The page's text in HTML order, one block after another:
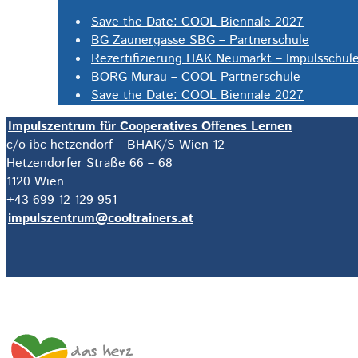
Save the Date: COOL Biennale 2027
BG Zaunergasse SBG – Partnerschule
Rezertifizierung HAK Neumarkt –
BORG Murau – COOL Partnerschule
Save the Date: COOL Biennale 2027
Impulszentrum für Cooperatives Offenes Lernen
c/o ibc hetzendorf – BHAK/S Wien 12
Hetzendorfer Straße 66 – 68
1120 Wien
+43 699 12 129 951
impulszentrum@cooltrainers.at